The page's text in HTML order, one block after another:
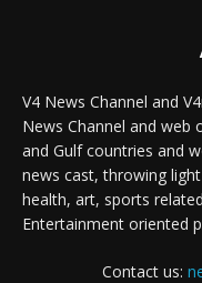
V4 News Channel and
News Channel and web
and Gulf countries and
news cast, throwing
health, art, sports
Entertainment oriented
Contact us: